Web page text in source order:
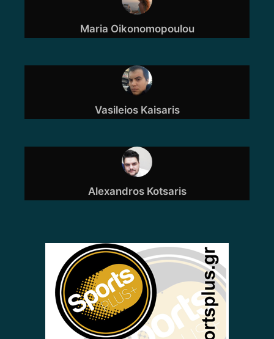
Maria Oikonomopoulou
Vasileios Kaisaris
Alexandros Kotsaris